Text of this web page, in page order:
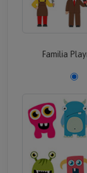
Familia